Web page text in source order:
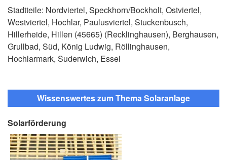
Stadtteile: Nordviertel, Speckhorn/Bockholt, Ostviertel,
Westviertel, Hochlar, Paulusviertel, Stuckenbusch,
Hillerheide, Hillen (45665) (Recklinghausen), Berghausen,
Grullbad, Süd, König Ludwig, Röllinghausen,
Hochlarmark, Suderwich, Essel
Wissenswertes zum Thema Solaranlage
Solarförderung